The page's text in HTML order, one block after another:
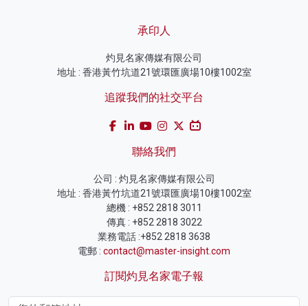
承印人
灼見名家傳媒有限公司
地址 : 香港黃竹坑道21號環匯廣場10樓1002室
追蹤我們的社交平台
聯絡我們
公司 : 灼見名家傳媒有限公司
地址 : 香港黃竹坑道21號環匯廣場10樓1002室
總機 : +852 2818 3011
傳真 : +852 2818 3022
業務電話 :+852 2818 3638
電郵 : contact@master-insight.com
訂閱灼見名家電子報